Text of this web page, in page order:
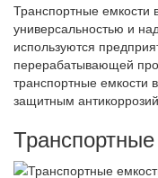
Транспортные емкости
универсальностью и
используются
перерабатывающей
транспортные
защитным